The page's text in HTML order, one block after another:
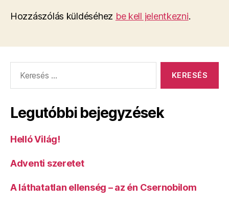
Hozzászólás küldéséhez be kell jelentkezni.
Legutóbbi bejegyzések
Helló Világ!
Adventi szeretet
A láthatatlan ellenség – az én Csernobilom